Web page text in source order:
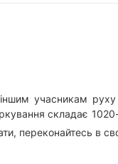
учасникам
складає
переконайтесь в